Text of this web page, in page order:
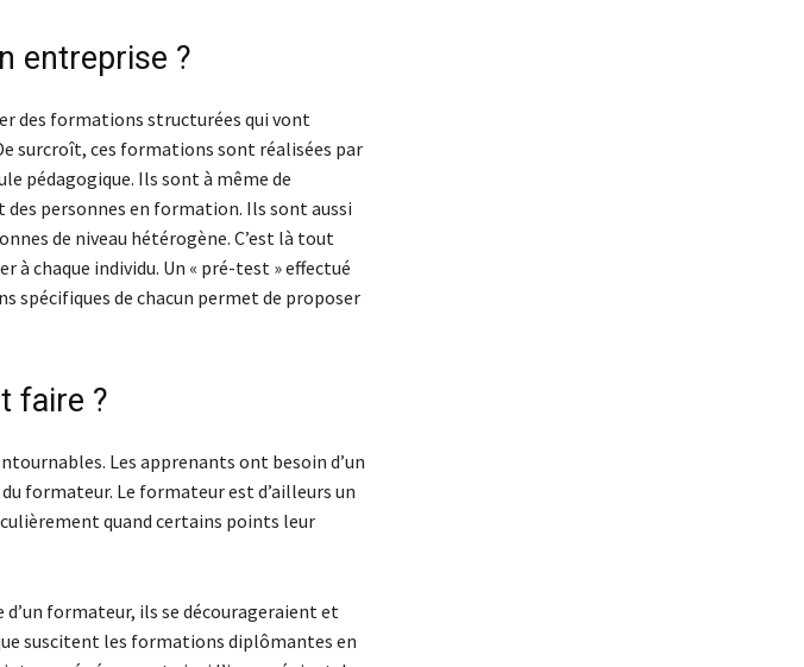
entreprise ?
des formations structurées qui vont
surcroît, ces formations sont réalisées par
pédagogique. Ils sont à même de
personnes en formation. Ils sont aussi
de niveau hétérogène. C’est là tout
à chaque individu. Un « pré-test » effectué
spécifiques de chacun permet de proposer
faire ?
Les apprenants ont besoin d’un
formateur. Le formateur est d’ailleurs un
quand certains points leur
formateur, ils se décourageraient et
suscitent les formations diplômantes en